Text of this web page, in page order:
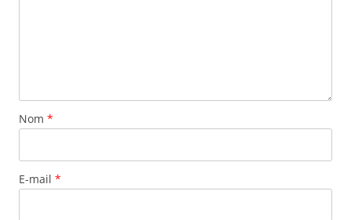
Nom *
E-mail *